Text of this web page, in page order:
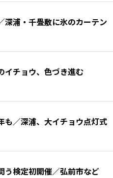
深浦・千畳敷に氷のカーテン
イチョウ、色づき進む
／深浦、大イチョウ点灯式
う検定初開催／弘前市など